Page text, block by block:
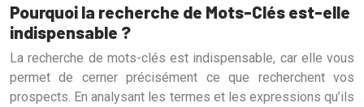
Pourquoi la recherche de Mots-Clés est-elle
indispensable ?
La recherche de mots-clés est indispensable, car elle vous
permet de cerner précisément ce que recherchent vos
prospects. En analysant les termes et les expressions qu’ils